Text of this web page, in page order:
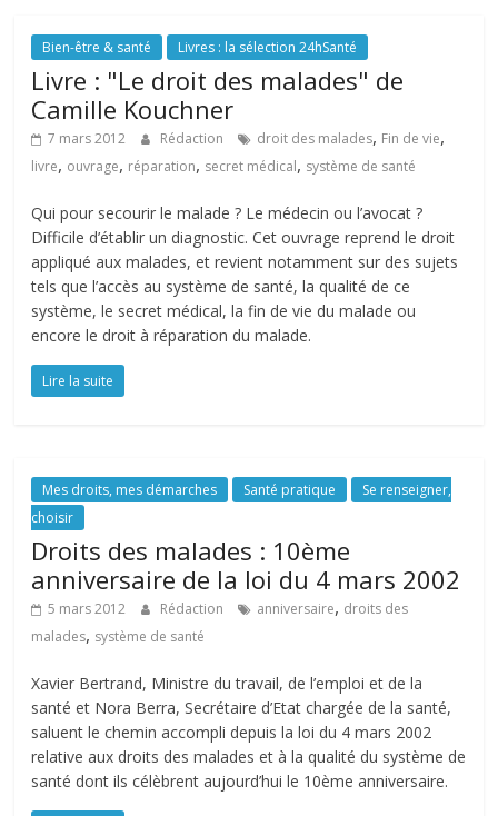
Bien-être & santé Livres : la sélection 24hSanté
Livre : "Le droit des malades" de
Camille Kouchner
7 mars 2012 Rédaction droit des malades, Fin de vie,
livre, ouvrage, réparation, secret médical, système de santé
Qui pour secourir le malade ? Le médecin ou l’avocat ?
Difficile d’établir un diagnostic. Cet ouvrage reprend le droit
appliqué aux malades, et revient notamment sur des sujets
tels que l’accès au système de santé, la qualité de ce
système, le secret médical, la fin de vie du malade ou
encore le droit à réparation du malade.
Lire la suite
Mes droits, mes démarches Santé pratique
Se renseigner,
choisir
Droits des malades : 10ème
anniversaire de la loi du 4 mars 2002
5 mars 2012 Rédaction anniversaire, droits des
malades, système de santé
Xavier Bertrand, Ministre du travail, de l’emploi et de la
santé et Nora Berra, Secrétaire d’Etat chargée de la santé,
saluent le chemin accompli depuis la loi du 4 mars 2002
relative aux droits des malades et à la qualité du système de
santé dont ils célèbrent aujourd’hui le 10ème anniversaire.